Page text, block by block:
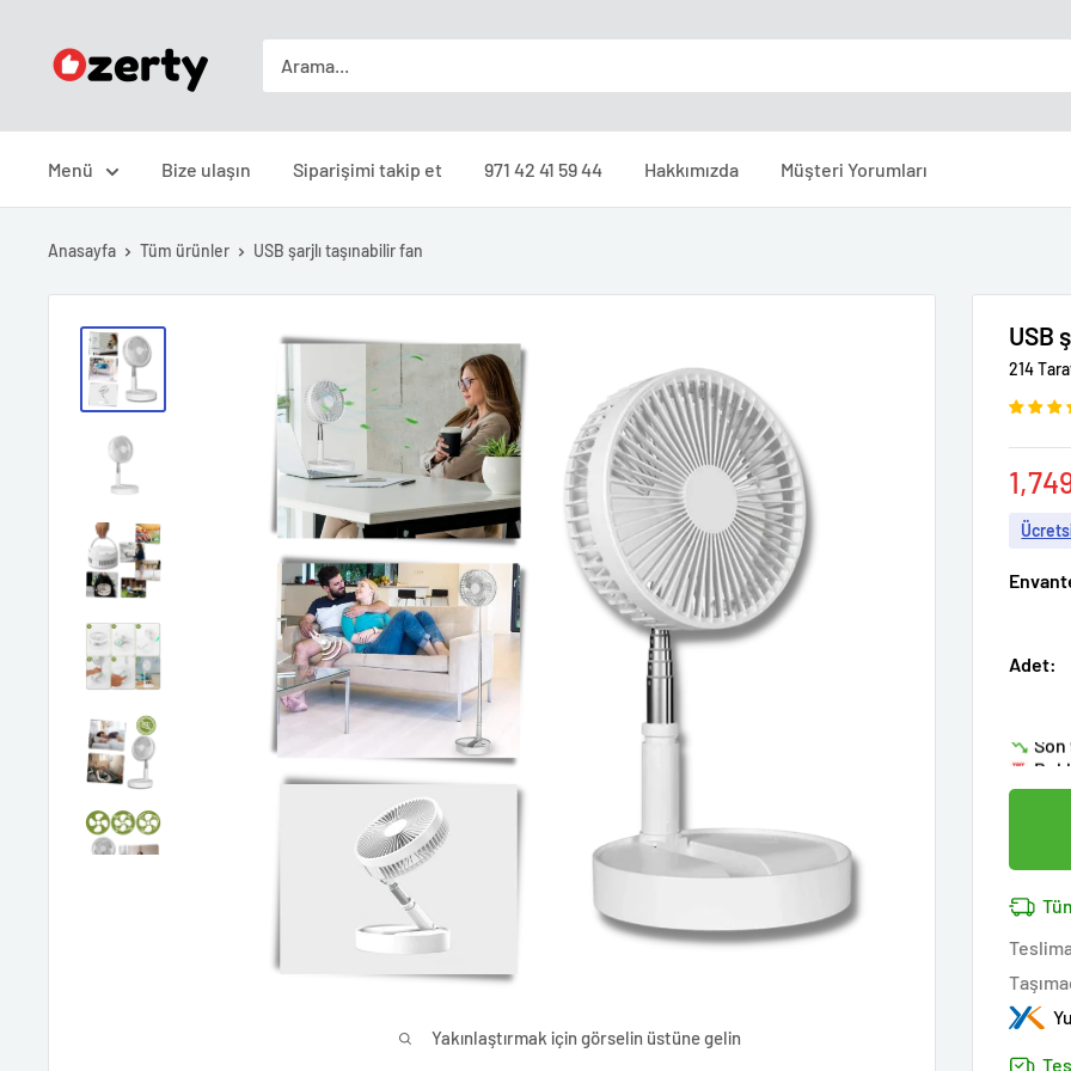
Türkiye
Menü Bize ulaşın Siparişimi takip et 971 42 41 59 44 Hakkımızda Müşteri Yorumları
Anasayfa Tüm ürünler USB şarjlı taşınabilir fan
Yakınlaştırmak için görselin üstüne gelin
USB
214
fiyat
Adet: